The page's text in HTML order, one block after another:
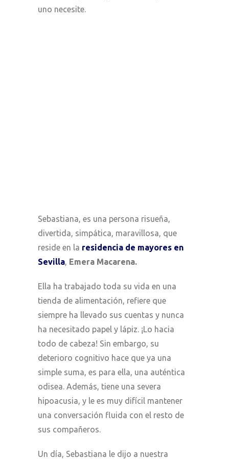
uno necesite.
Sebastiana, es una persona risueña,
divertida, simpática, maravillosa, que
reside en la residencia de mayores en
Sevilla, Emera Macarena.
Ella ha trabajado toda su vida en una
tienda de alimentación, refiere que
siempre ha llevado sus cuentas y nunca
ha necesitado papel y lápiz. ¡Lo hacia
todo de cabeza! Sin embargo, su
deterioro cognitivo hace que ya una
simple suma, es para ella, una auténtica
odisea. Además, tiene una severa
hipoacusia, y le es muy difícil mantener
una conversación fluida con el resto de
sus compañeros.
Un día, Sebastiana le dijo a nuestra